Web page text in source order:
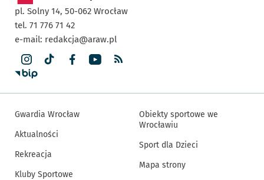
pl. Solny 14, 50-062 Wrocław
tel. 71 776 71 42
e-mail: redakcja@araw.pl
Gwardia Wrocław
Aktualności
Rekreacja
Kluby Sportowe
Obiekty sportowe we
Wrocławiu
Sport dla Dzieci
Mapa strony